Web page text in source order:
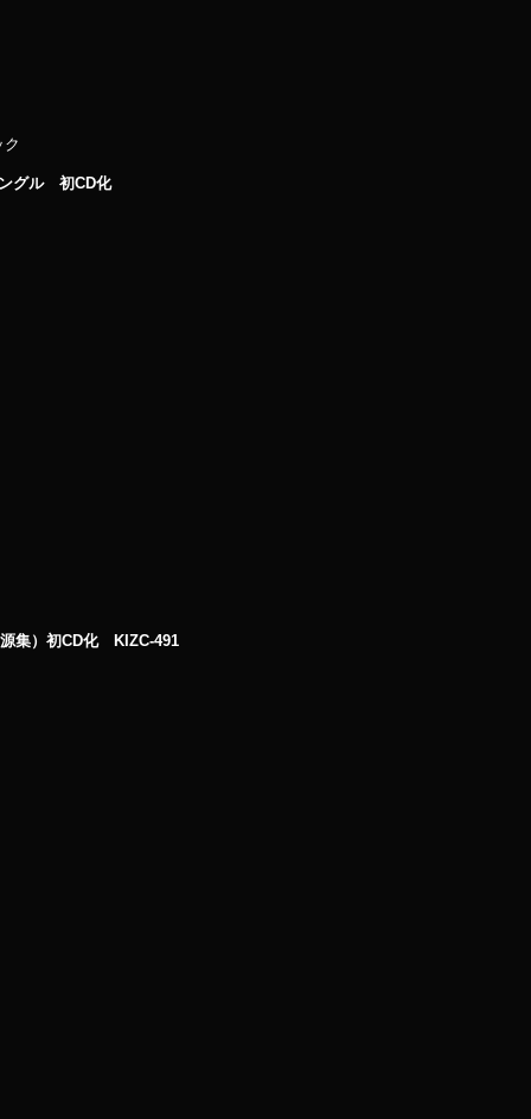
グル 初CD化
集）初CD化 KIZC-491